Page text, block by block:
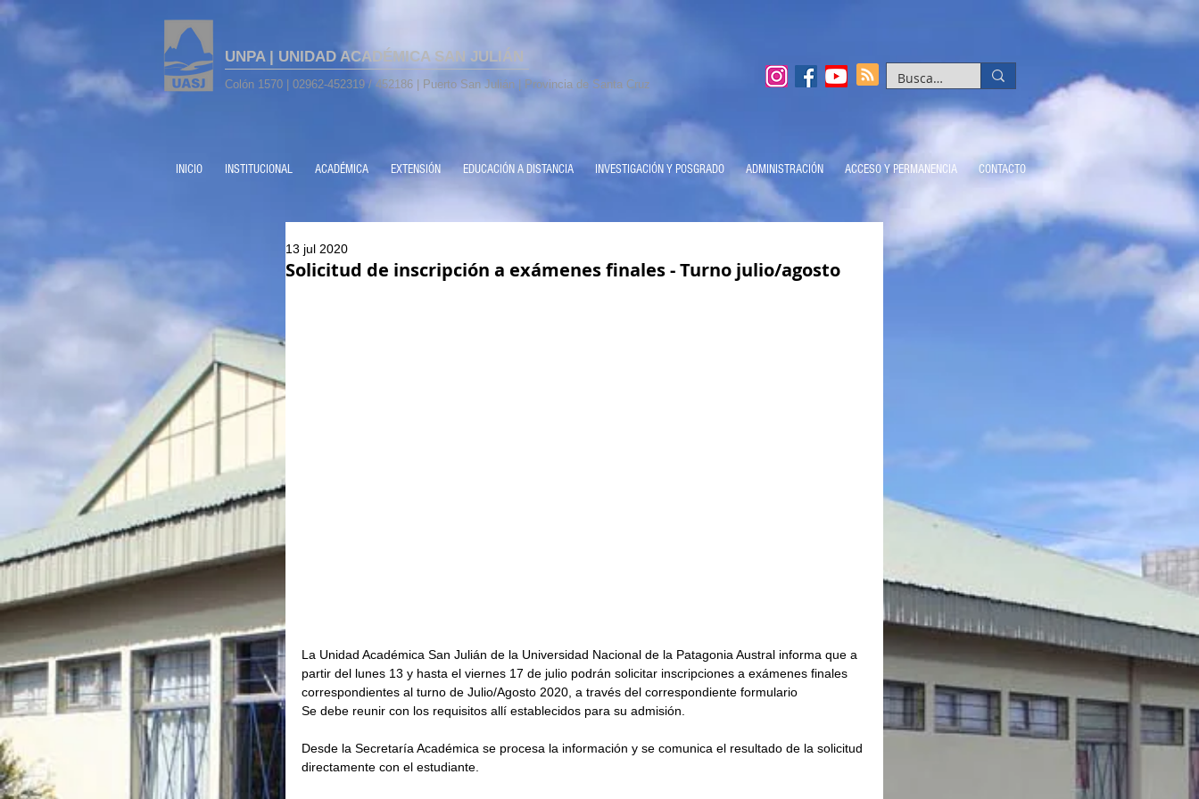
UNPA | UNIDAD ACADÉMICA SAN JULIÁN
Colón 1570 | 02962-452319 / 452186 | Puerto San Julián | Provincia de Santa Cruz
INICIO INSTITUCIONAL ACADÉMICA EXTENSIÓN EDUCACIÓN A DISTANCIA INVESTIGACIÓN Y POSGRADO ADMINISTRACIÓN ACCESO Y PERMANENCIA CONTACTO
Solicitud de inscripción a exámenes finales - Turno julio/agosto
13 jul 2020
La Unidad Académica San Julián de la Universidad Nacional de la Patagonia Austral informa que a
partir del lunes 13 y hasta el viernes 17 de julio podrán solicitar inscripciones a exámenes finales
correspondientes al turno de Julio/Agosto 2020, a través del correspondiente formulario
Se debe reunir con los requisitos allí establecidos para su admisión.
Desde la Secretaría Académica se procesa la información y se comunica el resultado de la solicitud
directamente con el estudiante.